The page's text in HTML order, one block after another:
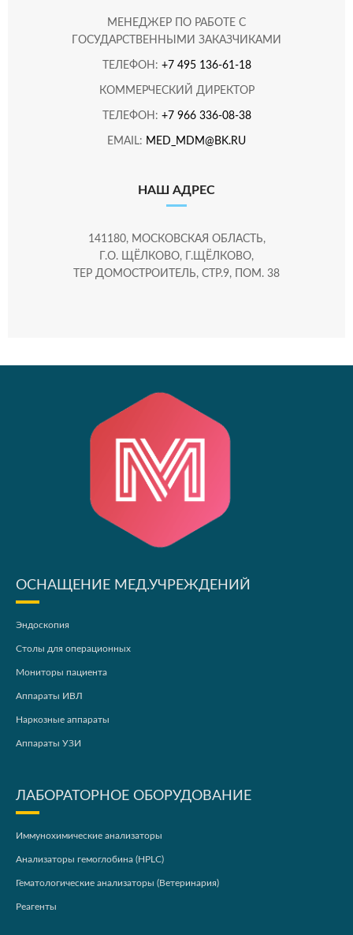
МЕНЕДЖЕР ПО РАБОТЕ С
ГОСУДАРСТВЕННЫМИ ЗАКАЗЧИКАМИ
ТЕЛЕФОН: +7 495 136-61-18
КОММЕРЧЕСКИЙ ДИРЕКТОР
ТЕЛЕФОН: +7 966 336-08-38
EMAIL: MED_MDM@BK.RU
НАШ АДРЕС
141180, МОСКОВСКАЯ ОБЛАСТЬ,
Г.О. ЩЁЛКОВО, Г.ЩЁЛКОВО,
ТЕР ДОМОСТРОИТЕЛЬ, СТР.9, ПОМ. 38
ОСНАЩЕНИЕ МЕД.УЧРЕЖДЕНИЙ
Эндоскопия
Столы для операционных
Мониторы пациента
Аппараты ИВЛ
Наркозные аппараты
Аппараты УЗИ
ЛАБОРАТОРНОЕ ОБОРУДОВАНИЕ
Иммунохимические анализаторы
Анализаторы гемоглобина (HPLC)
Гематологические анализаторы (Ветеринария)
Реагенты